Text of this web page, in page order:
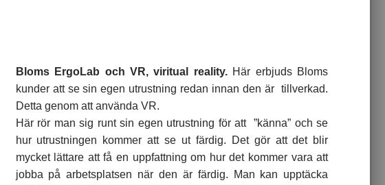
Bloms ErgoLab och VR, viritual reality. Här erbjuds Bloms
kunder att se sin egen utrustning redan innan den är tillverkad.
Detta genom att använda VR.
Här rör man sig runt sin egen utrustning för att ”känna” och se
hur utrustningen kommer att se ut färdig. Det gör att det blir
mycket lättare att få en uppfattning om hur det kommer vara att
jobba på arbetsplatsen när den är färdig. Man kan upptäcka